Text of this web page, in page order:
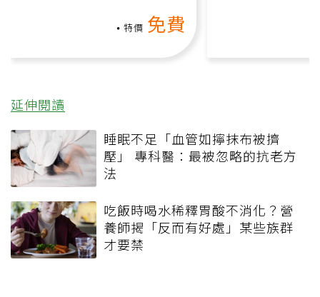
特價 免費
延伸閱讀
睡眠不足「血管如擰抹布被擠
壓」 專科醫：最被忽略的抗老方
法
吃飯時喝水稀釋胃酸不消化？營
養師揭「反而有好處」某些族群
才要禁